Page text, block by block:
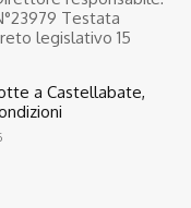
Testata
legislativo 15
a Castellabate,